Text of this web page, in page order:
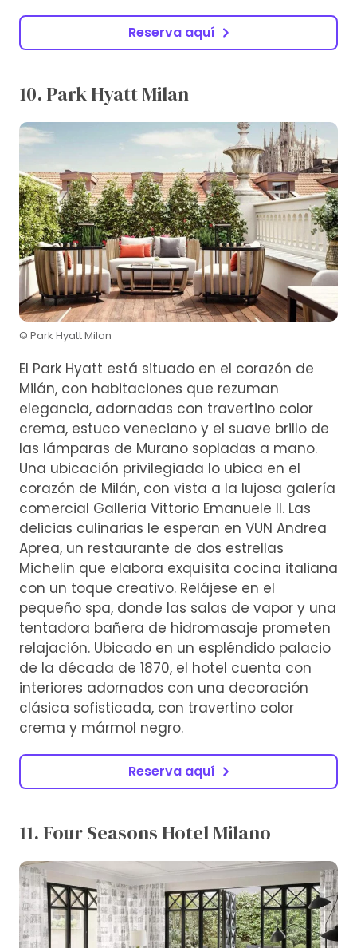
Reserva aquí
10. Park Hyatt Milan
© Park Hyatt Milan
El Park Hyatt está situado en el corazón de
Milán, con habitaciones que rezuman
elegancia, adornadas con travertino color
crema, estuco veneciano y el suave brillo de
las lámparas de Murano sopladas a mano.
Una ubicación privilegiada lo ubica en el
corazón de Milán, con vista a la lujosa galería
comercial Galleria Vittorio Emanuele II. Las
delicias culinarias le esperan en VUN Andrea
Aprea, un restaurante de dos estrellas
Michelin que elabora exquisita cocina italiana
con un toque creativo. Relájese en el
pequeño spa, donde las salas de vapor y una
tentadora bañera de hidromasaje prometen
relajación. Ubicado en un espléndido palacio
de la década de 1870, el hotel cuenta con
interiores adornados con una decoración
clásica sofisticada, con travertino color
crema y mármol negro.
Reserva aquí
11. Four Seasons Hotel Milano